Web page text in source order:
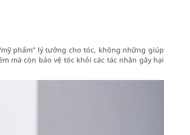
phẩm” lý tưởng cho tóc, không những giúp
mà còn bảo vệ tóc khỏi các tác nhân gây hại